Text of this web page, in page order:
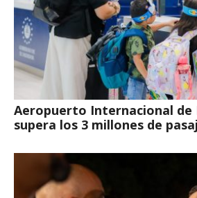
Aeropuerto Internacional de
supera los 3 millones de